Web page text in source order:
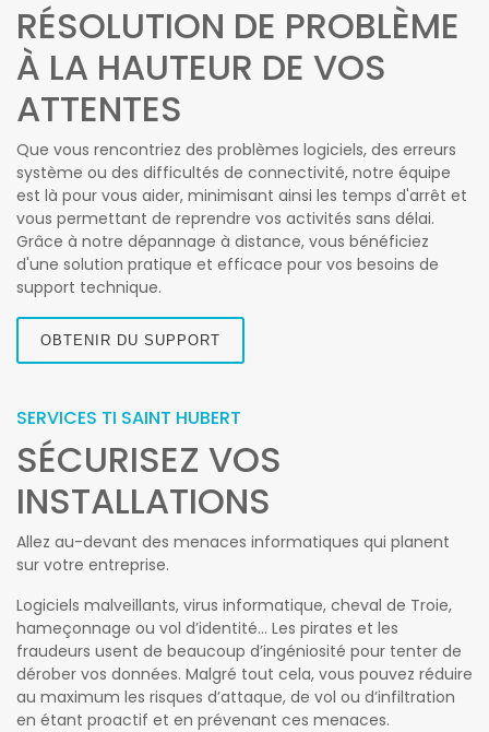
RÉSOLUTION DE PROBLÈME
À LA HAUTEUR DE VOS
ATTENTES
Que vous rencontriez des problèmes logiciels, des erreurs
système ou des difficultés de connectivité, notre équipe
est là pour vous aider, minimisant ainsi les temps d'arrêt et
vous permettant de reprendre vos activités sans délai.
Grâce à notre dépannage à distance, vous bénéficiez
d'une solution pratique et efficace pour vos besoins de
support technique.
OBTENIR DU SUPPORT
SERVICES TI SAINT HUBERT
SÉCURISEZ VOS
INSTALLATIONS
Allez au-devant des menaces informatiques qui planent
sur votre entreprise.
Logiciels malveillants, virus informatique, cheval de Troie,
hameçonnage ou vol d’identité… Les pirates et les
fraudeurs usent de beaucoup d’ingéniosité pour tenter de
dérober vos données. Malgré tout cela, vous pouvez réduire
au maximum les risques d’attaque, de vol ou d’infiltration
en étant proactif et en prévenant ces menaces.